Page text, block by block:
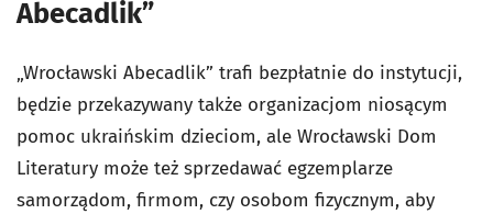
Abecadlik”
„Wrocławski Abecadlik” trafi bezpłatnie do instytucji,
będzie przekazywany także organizacjom niosącym
pomoc ukraińskim dzieciom, ale Wrocławski Dom
Literatury może też sprzedawać egzemplarze
samorządom, firmom, czy osobom fizycznym, aby